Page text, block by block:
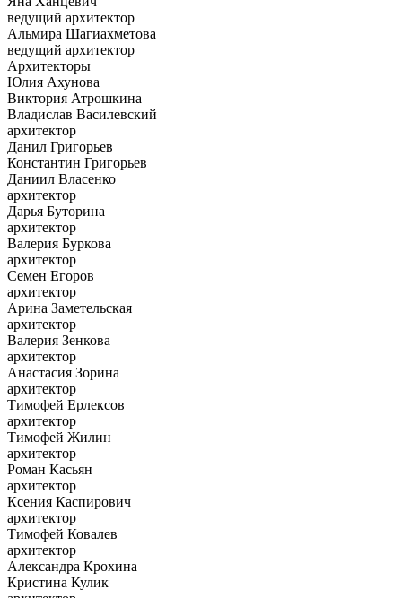
ведущий архитектор
Альмира Шагиахметова
ведущий архитектор
Архитекторы
Юлия Ахунова
Виктория Атрошкина
Владислав Василевский
архитектор
Данил Григорьев
Константин Григорьев
Даниил Власенко
архитектор
Дарья Буторина
архитектор
Валерия Буркова
архитектор
Семен Егоров
архитектор
Арина Заметельская
архитектор
Валерия Зенкова
архитектор
Анастасия Зорина
архитектор
Тимофей Ерлексов
архитектор
Тимофей Жилин
архитектор
Роман Касьян
архитектор
Ксения Каспирович
архитектор
Тимофей Ковалев
архитектор
Александра Крохина
Кристина Кулик